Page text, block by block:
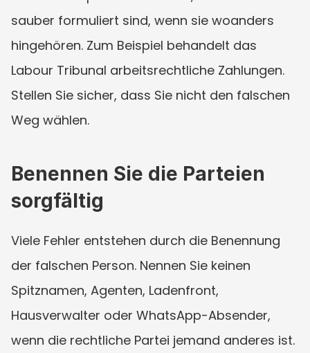
sauber formuliert sind, wenn sie woanders
hingehören. Zum Beispiel behandelt das
Labour Tribunal arbeitsrechtliche Zahlungen.
Stellen Sie sicher, dass Sie nicht den falschen
Weg wählen.
Benennen Sie die Parteien
sorgfältig
Viele Fehler entstehen durch die Benennung
der falschen Person. Nennen Sie keinen
Spitznamen, Agenten, Ladenfront,
Hausverwalter oder WhatsApp-Absender,
wenn die rechtliche Partei jemand anderes ist.